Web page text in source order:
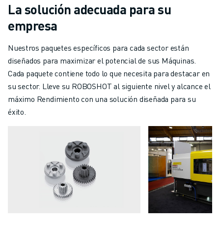
La solución adecuada para su
empresa
Nuestros paquetes específicos para cada sector están
diseñados para maximizar el potencial de sus Máquinas.
Cada paquete contiene todo lo que necesita para destacar en
su sector. Lleve su ROBOSHOT al siguiente nivel y alcance el
máximo Rendimiento con una solución diseñada para su
éxito.